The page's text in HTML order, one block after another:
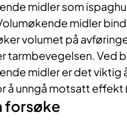
midler som
midler
volumet på
tarmbevegelsen. Ved
midler er det viktig
å unngå motsatt effekt
forsøke